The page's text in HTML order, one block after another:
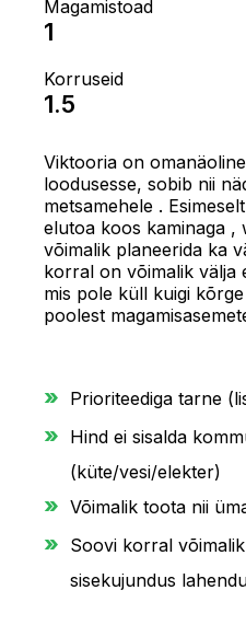
Magamistoad
1
Korruseid
1.5
Viktooria on
loodusesse, sobib nii
metsamehele .
elutoa koos kaminaga ,
võimalik planeerida ka
korral on võimalik välja
mis pole küll kuigi
poolest
Prioriteediga tarne
Hind ei sisalda
(küte/vesi/elekter)
Võimalik toota nii
Soovi korral
sisekujundus